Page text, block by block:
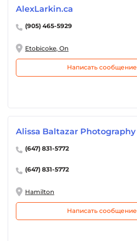
AlexLarkin.ca
(905) 465-5929
Etobicoke, On
Написать сообщение
Alissa Baltazar Photography
(647) 831-5772
(647) 831-5772
Hamilton
Написать сообщение